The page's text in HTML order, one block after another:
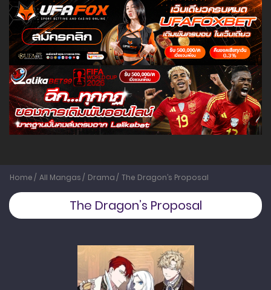
Home All Mangas Drama The Dragon’s Proposal
The Dragon’s Proposal